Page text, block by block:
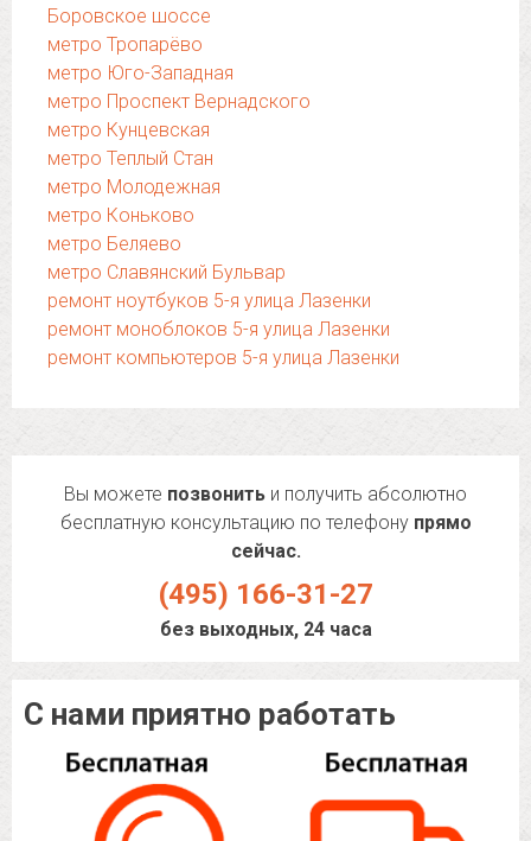
Боровское шоссе
метро Тропарёво
метро Юго-Западная
метро Проспект Вернадского
метро Кунцевская
метро Теплый Стан
метро Молодежная
метро Коньково
метро Беляево
метро Славянский Бульвар
ремонт ноутбуков 5-я улица Лазенки
ремонт моноблоков 5-я улица Лазенки
ремонт компьютеров 5-я улица Лазенки
Вы можете позвонить и получить абсолютно
бесплатную консультацию по телефону прямо
сейчас.
(495) 166-31-27
без выходных, 24 часа
С нами приятно работать